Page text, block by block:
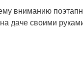
вниманию
на даче своими